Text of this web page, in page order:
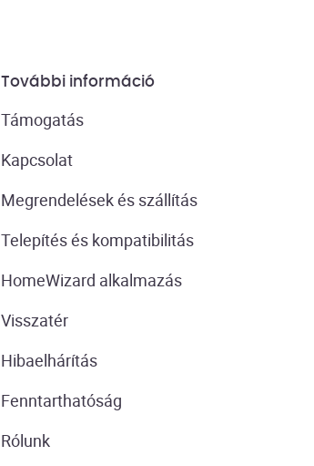
További információ
Támogatás
Kapcsolat
Megrendelések és szállítás
Telepítés és kompatibilitás
HomeWizard alkalmazás
Visszatér
Hibaelhárítás
Fenntarthatóság
Rólunk